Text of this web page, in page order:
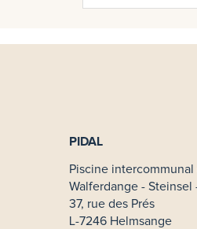
PIDAL
Piscine
Walferdange -
37, rue des Prés
L-7246 Helmsange